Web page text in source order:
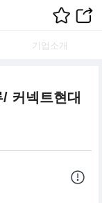
기업소개
커넥트현대